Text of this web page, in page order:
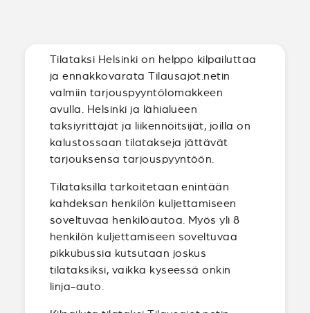
Tilataksi Helsinki on helppo kilpailuttaa
ja ennakkovarata Tilausajot.netin
valmiin tarjouspyyntölomakkeen
avulla. Helsinki ja lähialueen
taksiyrittäjät ja liikennöitsijät, joilla on
kalustossaan tilatakseja jättävät
tarjouksensa tarjouspyyntöön.
Tilataksilla tarkoitetaan enintään
kahdeksan henkilön kuljettamiseen
soveltuvaa henkilöautoa. Myös yli 8
henkilön kuljettamiseen soveltuvaa
pikkubussia kutsutaan joskus
tilataksiksi, vaikka kyseessä onkin
linja-auto.